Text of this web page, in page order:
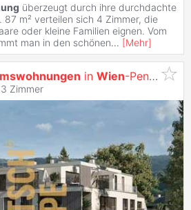
überzeugt durch ihre durchdachte
87 m² verteilen sich 4 Zimmer, die
oder kleine Familien eignen. Vom
man in den schönen... [Mehr]
in Wien-Penzing.
3 Zimmer